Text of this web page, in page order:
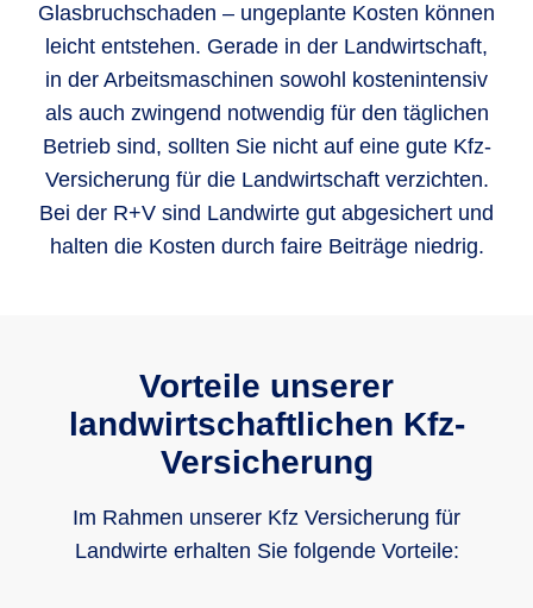
Glasbruchschaden – ungeplante Kosten können
leicht entstehen. Gerade in der Landwirtschaft,
in der Arbeitsmaschinen sowohl kostenintensiv
als auch zwingend notwendig für den täglichen
Betrieb sind, sollten Sie nicht auf eine gute Kfz-
Versicherung für die Landwirtschaft verzichten.
Bei der R+V sind Landwirte gut abgesichert und
halten die Kosten durch faire Beiträge niedrig.
Vorteile unserer
landwirtschaftlichen Kfz-
Versicherung
Im Rahmen unserer Kfz Versicherung für
Landwirte erhalten Sie folgende Vorteile: